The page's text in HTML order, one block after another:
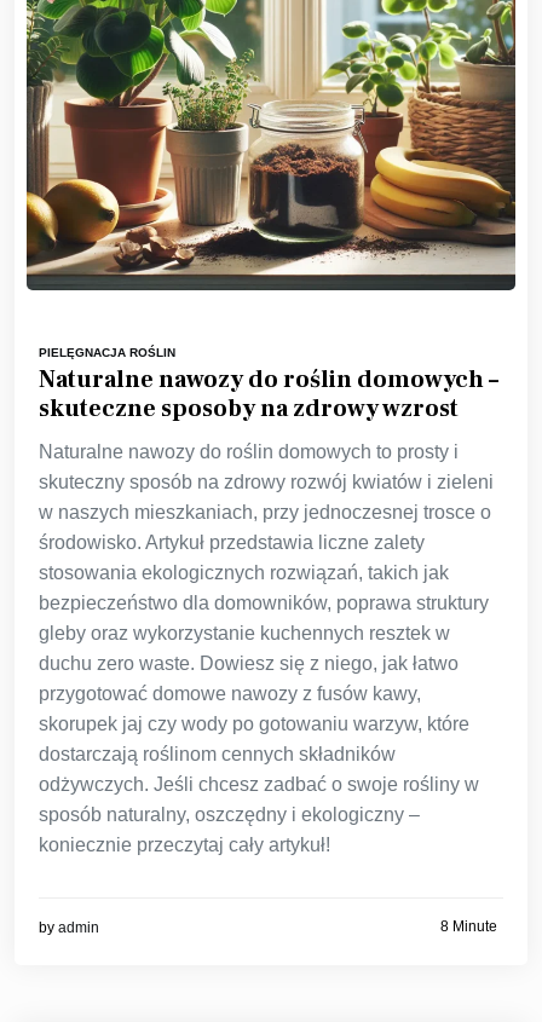
PIELĘGNACJA ROŚLIN
Naturalne nawozy do roślin domowych –
skuteczne sposoby na zdrowy wzrost
Naturalne nawozy do roślin domowych to prosty i
skuteczny sposób na zdrowy rozwój kwiatów i zieleni
w naszych mieszkaniach, przy jednoczesnej trosce o
środowisko. Artykuł przedstawia liczne zalety
stosowania ekologicznych rozwiązań, takich jak
bezpieczeństwo dla domowników, poprawa struktury
gleby oraz wykorzystanie kuchennych resztek w
duchu zero waste. Dowiesz się z niego, jak łatwo
przygotować domowe nawozy z fusów kawy,
skorupek jaj czy wody po gotowaniu warzyw, które
dostarczają roślinom cennych składników
odżywczych. Jeśli chcesz zadbać o swoje rośliny w
sposób naturalny, oszczędny i ekologiczny –
koniecznie przeczytaj cały artykuł!
by admin 8 Minute